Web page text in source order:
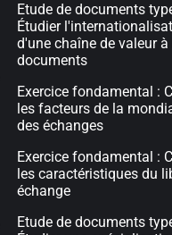
Etude de documents
Étudier
d'une chaîne de valeur
documents
Exercice fondamental :
les facteurs de la
des échanges
Exercice fondamental :
les caractéristiques du
échange
Etude de documents